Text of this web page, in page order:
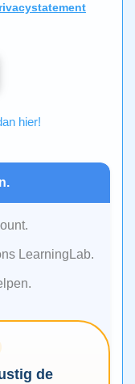
hier!
LearningLab.
de